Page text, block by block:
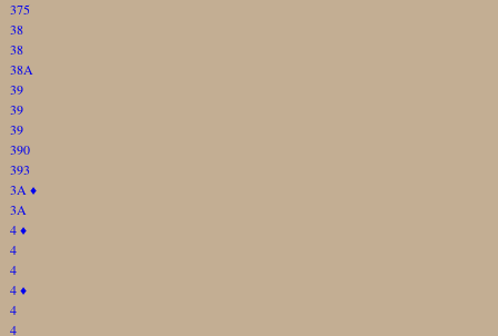
375
38
38
38A
39
39
39
390
393
3A ♦
3A
4♦
4
4
4♦
4
4